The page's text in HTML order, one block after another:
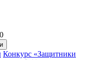
Конкурс «Защитники